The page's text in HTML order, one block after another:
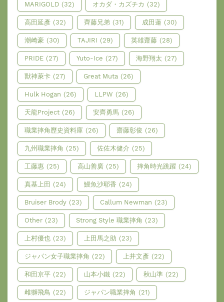
MARIGOLD (32) オカダ・カズチカ (32)
高田延彥 (32) 齊藤兄弟 (31) 成田蓮 (30)
潮崎豪 (30) TAJIRI (29) 英雄齋藤 (28)
PRIDE (27) Yuto-Ice (27) 海野翔太 (27)
獸神萊卡 (27) Great Muta (26)
Hulk Hogan (26) LLPW (26)
天龍Project (26) 安齊勇馬 (26)
職業摔角歷史資料庫 (26) 齋藤彰俊 (26)
九州職業摔角 (25) 佐佐木健介 (25)
工藤惠 (25) 高山善廣 (25) 摔角時光跳躍 (24)
真基上田 (24) 鰻魚沙耶香 (24)
Bruiser Brody (23) Callum Newman (23)
Other (23) Strong Style 職業摔角 (23)
上村優也 (23) 上田馬之助 (23)
ジャパン女子職業摔角 (22) 上井文彥 (22)
和田京平 (22) 山本小鐵 (22) 秋山準 (22)
雌獅飛鳥 (22) ジャパン職業摔角 (21)